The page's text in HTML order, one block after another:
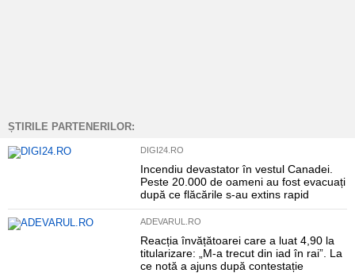
ȘTIRILE PARTENERILOR:
DIGI24.RO
Incendiu devastator în vestul Canadei.
Peste 20.000 de oameni au fost evacuați
după ce flăcările s-au extins rapid
ADEVARUL.RO
Reacția învățătoarei care a luat 4,90 la
titularizare: „M-a trecut din iad în rai”. La
ce notă a ajuns după contestație